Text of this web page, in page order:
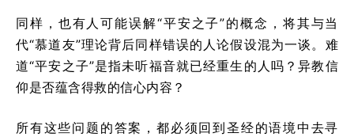
同样，也有人可能误解“平安之子”的概念，将其与当
代“慕道友”理论背后同样错误的人论假设混为一谈。难
道“平安之子”是指未听福音就已经重生的人吗？异教信
仰是否蕴含得救的信心内容？
所有这些问题的答案，都必须回到圣经的语境中去寻